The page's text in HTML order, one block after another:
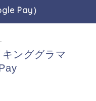
Pay）
ンググラマ